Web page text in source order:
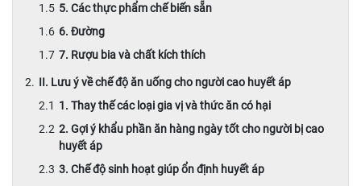
5. Các thực phẩm chế biến sẵn
6. Đường
7. Rượu bia và chất kích thích
II. Lưu ý về chế độ ăn uống cho người cao huyết áp
1. Thay thế các loại gia vị và thức ăn có hại
2. Gợi ý khẩu phần ăn hàng ngày tốt cho người bị cao
huyết áp
3. Chế độ sinh hoạt giúp ổn định huyết áp